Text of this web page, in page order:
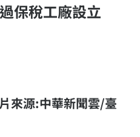
保稅工廠設立
來源:中華新聞雲/臺